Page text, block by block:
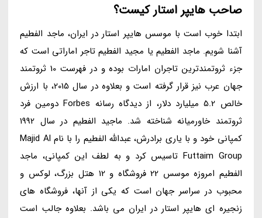
صاحب هایپر استار کیست؟
ابتدا خوب است با موسس هایپر استار در ایران، ماجد الفطیم
آشنا شویم. ماجد الفطیم یا مجید الفطیم تاجر اماراتی است که
جزء ثروتمندترین تاجران امارات بوده و در فهرست 10 ثروتمند
جهان عرب نیز قرار گرفته است و بعلاوه در سال 2015، با ارزش
خالص 5.2 میلیارد دلار، از دیدگاه رسانه Forbes دومین فرد
ثروتمند خاورمیانه شناخته شد. ماجید الفطیم در سال 1992
کمپانی خود و با یاری برادرش، عبدالله الفطیم را با نام Majid Al
Futtaim Group تاسیس کرد و به لطف این کمپانی، ماجد
الفطیم امروزه موسس 22 فروشگاه و 12 هتل بزرگ، لوکس و
محبوب در سراسر جهان است که یکی از آنها، فروشگاه های
زنجیره ای هایپر استار در ایران می باشد. بعلاوه جالب است